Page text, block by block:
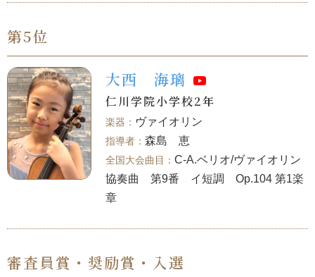
第5位
大西 海璃
仁川学院小学校2年
ヴァイオリン
森島 恵
C-A.ベリオ/ヴァイオリン
協奏曲 第9番 イ短調 Op.104 第1楽
章
審査員賞・奨励賞・入選